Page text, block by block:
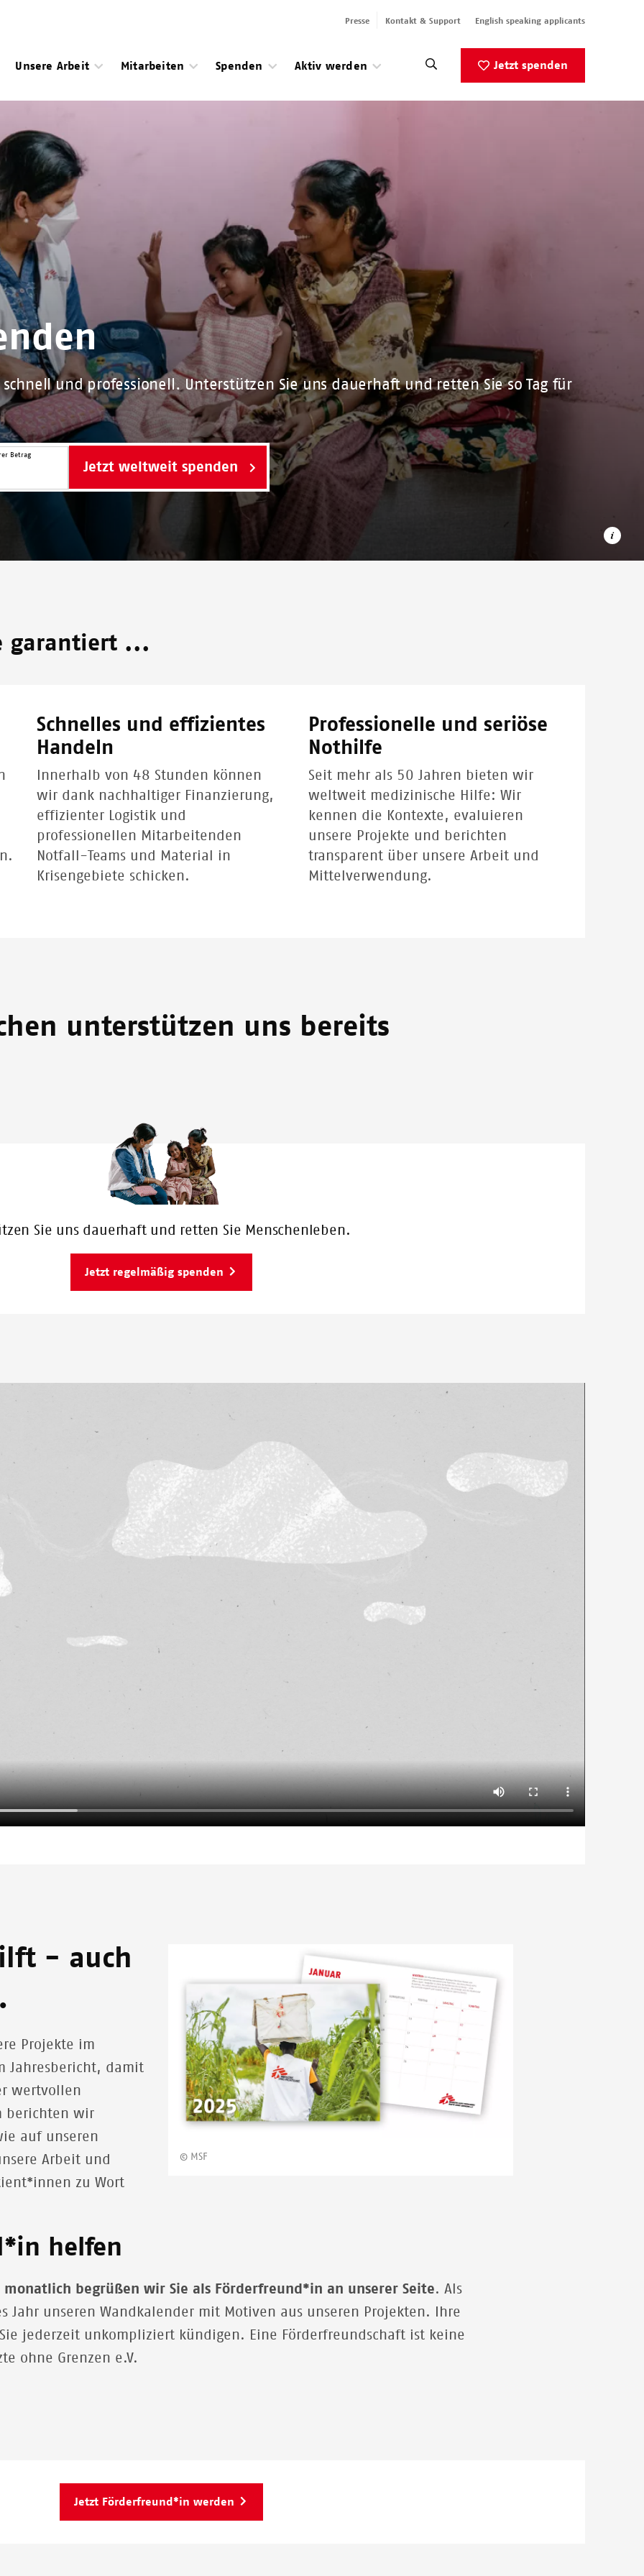
Unsere Arbeit Mitarbeiten Spenden Aktiv werden
Presse Kontakt & Support English speaking applicants
Jetzt spenden
und professionell. Unterstützen Sie uns dauerhaft und retten Sie so Tag für
Betrag
garantiert ...
Schnelles und effizientes
Handeln
Innerhalb von 48 Stunden können
wir dank nachhaltiger Finanzierung,
effizienter Logistik und
professionellen Mitarbeitenden
Notfall-Teams und Material in
Krisengebiete schicken.
Professionelle und seriöse
Nothilfe
Seit mehr als 50 Jahren bieten wir
weltweit medizinische Hilfe: Wir
kennen die Kontexte, evaluieren
unsere Projekte und berichten
transparent über unsere Arbeit und
Mittelverwendung.
unterstützen uns bereits
Sie uns dauerhaft und retten Sie Menschenleben.
Jetzt regelmäßig spenden
© MSF
- auch
Projekte im
Jahresbericht, damit
wertvollen
berichten wir
auf unseren
Arbeit und
zu Wort
helfen
monatlich begrüßen wir Sie als Förderfreund*in an unserer Seite. Als
Jahr unseren Wandkalender mit Motiven aus unseren Projekten. Ihre
jederzeit unkompliziert kündigen. Eine Förderfreundschaft ist keine
ohne Grenzen e.V.
Jetzt Förderfreund*in werden